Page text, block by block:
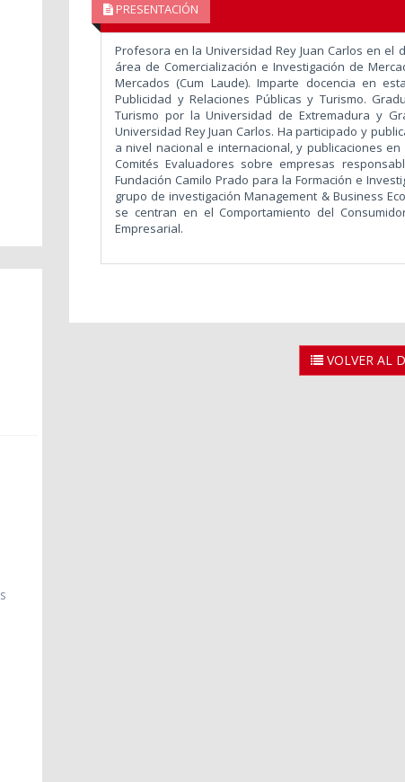
PRESENTACIÓN
Profesora en la Universidad Rey Juan Carlos en
área de Comercialización e Investigación de
Mercados (Cum Laude). Imparte docencia en
Publicidad y Relaciones Públicas y Turismo.
Turismo por la Universidad de Extremadura y
Universidad Rey Juan Carlos. Ha participado y
a nivel nacional e internacional, y publicaciones
Comités Evaluadores sobre empresas
Fundación Camilo Prado para la Formación e
grupo de investigación Management & Business
se centran en el Comportamiento del
Empresarial.
VOLVER AL